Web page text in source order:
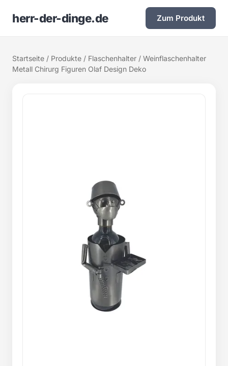
herr-der-dinge.de Zum Produkt
Startseite / Produkte / Flaschenhalter / Weinflaschenhalter
Metall Chirurg Figuren Olaf Design Deko